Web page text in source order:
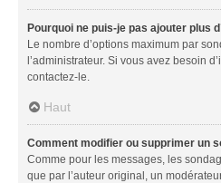
Pourquoi ne puis-je pas ajouter plus
Le nombre d’options maximum par
l’administrateur. Si vous avez besoin
contactez-le.
Haut
Comment modifier ou supprimer un
Comme pour les messages, les
que par l’auteur original, un